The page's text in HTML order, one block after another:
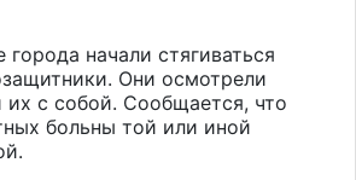
начали стягиваться
Они осмотрели
их с собой. Сообщается, что
больны той или иной